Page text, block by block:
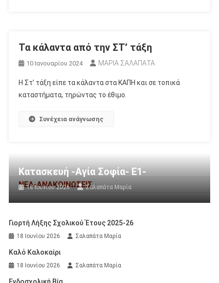
Τα κάλαντα από την ΣΤ’ τάξη
10 Ιανουαρίου 2024 ΜΑΡΙΑ ΣΑΛΑΠΑΤΑ
Η Στ’ τάξη είπε τα κάλαντα στα ΚΑΠΗ και σε τοπικά
καταστήματα, τηρώντας το έθιμο.
Συνέχεια ανάγνωσης
ΝΕΑ-ΑΝΑΚΟΙΝΩΣΕΙΣ
Κατασκευή -Αγία Σοφία- Ε1-
18 Ιουνίου 2026 Σαλαπάτα Μαρία
Γιορτή Λήξης Σχολικού Έτους 2025-26
18 Ιουνίου 2026 Σαλαπάτα Μαρία
Καλό Καλοκαίρι
18 Ιουνίου 2026 Σαλαπάτα Μαρία
Ενδοσχολική Βία